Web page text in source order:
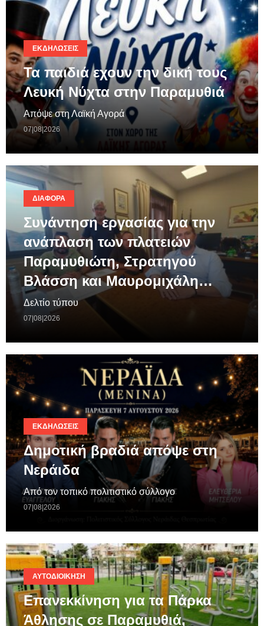
ΕΚΔΗΛΏΣΕΙΣ
Τα παιδιά εχουν την δική τους
Λευκή Νύχτα στην Παραμυθιά
Απόψε στη Λαϊκή Αγορά
07|08|2026
ΔΙΆΦΟΡΑ
Συνάντηση εργασίας για την
ανάπλαση των πλατειών
Παραμυθιώτη, Στρατηγού
Βλάσση και Μαυρομιχάλη…
Δελτίο τύπου
07|08|2026
ΕΚΔΗΛΏΣΕΙΣ
Δημοτική βραδιά απόψε στη
Νεράιδα
Από τον τοπικό πολιτιστικό σύλλογο
07|08|2026
ΑΥΤΟΔΙΟΊΚΗΣΗ
Επανεκκίνηση για τα Πάρκα
Άθλησης σε Παραμυθιά,